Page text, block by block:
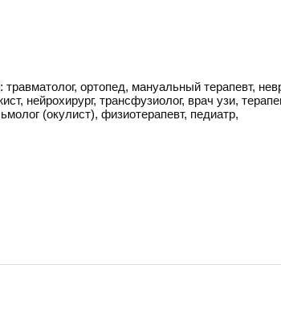
травматолог, ортопед, мануальный терапевт,
нейрохирург, трансфузиолог, врач узи,
(окулист), физиотерапевт, педиатр,